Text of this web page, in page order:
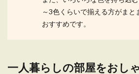
～3色くらいで揃える方がまと
おすすめです。
一人暮らしの部屋をおし